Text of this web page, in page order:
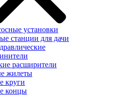
установки
станции для дачи
расширители
жилеты
круги
концы